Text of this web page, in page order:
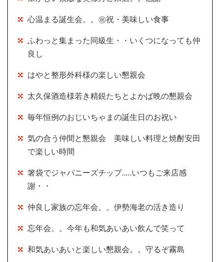
心温まる誕生会。。㊗祝・美味しい食事
ふわっと集まった同級生・・いくつになっても仲
良し
はやと整形外科様の楽しい懇親会
太久保酒造様若き精鋭たちとよかば晩の懇親会
毎年恒例のおじいちゃまの誕生日のお祝い
気の合う仲間と懇親会 美味しい料理と焼酎安田
で楽しい時間
箸袋でジャパニーズチップ.....いつもご来店感
謝・・
仲良し家族の忘年会。。伊勢海老の活き造り
忘年会。。今年も和気あいあい飲んで笑って
和気あいあいと楽しい懇親会。。守るぞ霧島